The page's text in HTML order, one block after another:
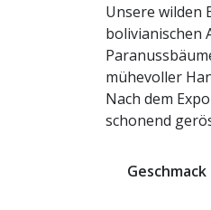
Unsere wilden
bolivianischen
mühevoller
Nach dem
schonend
Geschmack